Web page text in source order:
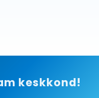
keskkond!